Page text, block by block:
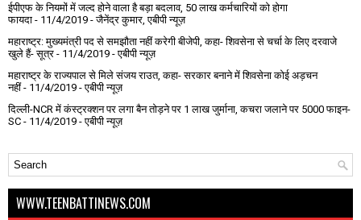
ईपीएफ के नियमों में जल्द होने वाला है बड़ा बदलाव, 50 लाख कर्मचारियों को होगा
फायदा - 11/4/2019 - जैनेंद्र कुमार, एबीपी न्यूज़
महाराष्ट्र: मुख्यमंत्री पद से समझौता नहीं करेगी बीजेपी, कहा- शिवसेना से चर्चा के लिए दरवाजे
खुले हैं- सूत्र - 11/4/2019 - एबीपी न्यूज़
महाराष्ट्र के राज्यपाल से मिले संजय राउत, कहा- सरकार बनाने में शिवसेना कोई अड़चन
नहीं- 11/4/2019 - एबीपी न्यूज़
दिल्ली-NCR में कंस्ट्रक्शन पर लगा बैन तोड़ने पर 1 लाख जुर्माना, कचरा जलाने पर ₹5000 फाइन-
SC - 11/4/2019 - एबीपी न्यूज़
WWW.TEENBATTINEWS.COM